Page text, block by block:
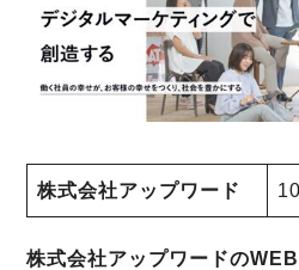
株式会社アップワード
株式会社アップワードの